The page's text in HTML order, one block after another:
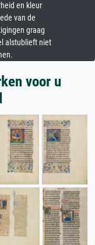
en kleur
van de
graag
alstublieft niet
voor u